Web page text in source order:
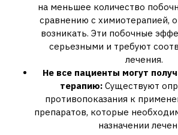
на меньшее количество
сравнению с химиотерапией‚
возникать. Эти побочные
серьезными и требуют
лечения.
Не все пациенты могут
терапию: Существуют
противопоказания к
препаратов‚ которые
назначении